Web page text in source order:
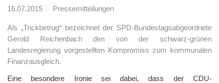
16.07.2015 Pressemitteilungen
Als „Trickbetrug“ bezeichnet der SPD-Bundestagsabgeordnete
Gerold Reichenbach den von der schwarz-grünen
Landesregierung vorgestellten Kompromiss zum kommunalen
Finanzausgleich.
Eine besondere Ironie sei dabei, dass der CDU-